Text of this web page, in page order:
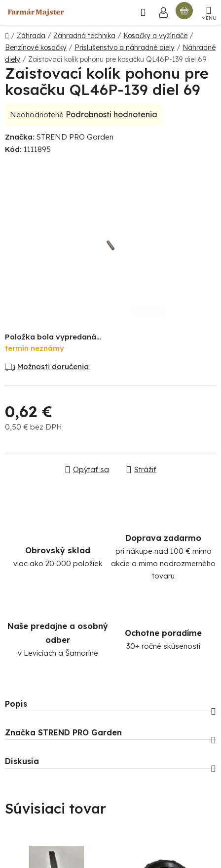
na
obsah
Hľadať
Domov
/ Záhrada / Záhradná technika / Kosačky a vyžínače /
Benzínové kosačky / Príslušenstvo a náhradné diely / Náhradné
diely / Zaistovací kolík pohonu pre kosačku QL46P-139 diel 69
Položka bola vypredaná…
termín neznámy
Možnosti doručenia
0,62 €
0,50 € bez DPH
Opýtať sa Strážiť
Obrovský sklad
viac ako 20 000 položiek
Doprava zadarmo
pri nákupe nad 100 € mimo
akcie a mimo nadrozmerného
tovaru
Naše predajne a osobný
odber
v Leviciach a Šamoríne
Ochotne poradíme
30+ ročné skúsenosti
Zaistovací kolík pohonu pre
kosačku QL46P-139 diel 69
Priemerné
produktu
je
Neohodnotené Podrobnosti hodnotenia
Značka: STREND PRO Garden
Kód: 1111895
Popis
Značka STREND PRO Garden
Diskusia
Súvisiaci tovar